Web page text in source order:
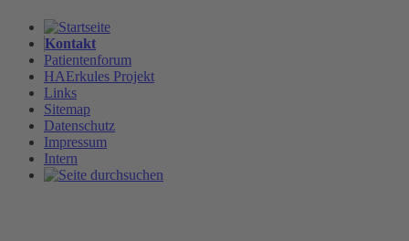
Kontakt
Patientenforum
HAErkules Projekt
Links
Sitemap
Datenschutz
Impressum
Intern